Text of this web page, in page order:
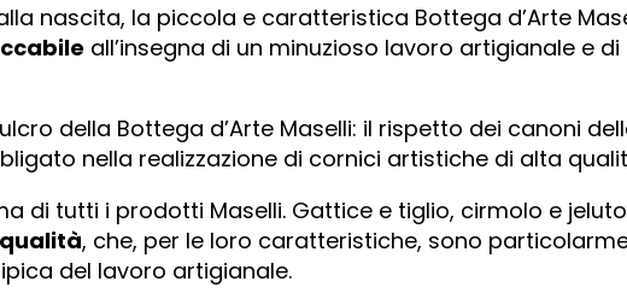
nascita, la piccola e caratteristica Bottega d’Arte
all’insegna di un minuzioso lavoro artigianale e di
della Bottega d’Arte Maselli: il rispetto dei canoni
nella realizzazione di cornici artistiche di alta
di tutti i prodotti Maselli. Gattice e tiglio, cirmolo e
, che, per le loro caratteristiche, sono
del lavoro artigianale.